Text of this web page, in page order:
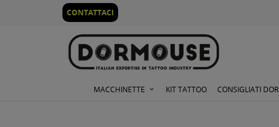
CONTATTACI
MACCHINETTE KIT TATTOO CONSIGLIATI